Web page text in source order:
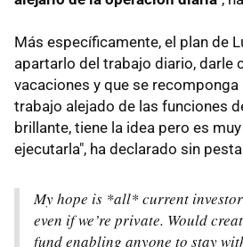
Más específicamente, el plan de
apartarlo del trabajo diario, darle
vacaciones y que se recomponga
trabajo alejado de las funciones
brillante, tiene la idea pero es
ejecutarla", ha declarado sin
My hope is *all* current
even if we’re private. Would
fund enabling anyone to stay